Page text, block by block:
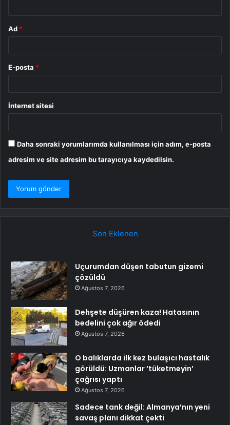
Ad *
E-posta *
İnternet sitesi
Daha sonraki yorumlarımda kullanılması için adım, e-posta
adresim ve site adresim bu tarayıcıya kaydedilsin.
Son Eklenen
Uçurumdan düşen tabutun gizemi
çözüldü
Ağustos 7, 2026
Dehşete düşüren kaza! Hatasının
bedelini çok ağır ödedi
Ağustos 7, 2026
O balıklarda ilk kez bulaşıcı hastalık
görüldü: Uzmanlar ‘tüketmeyin’
çağrısı yaptı
Ağustos 7, 2026
Sadece tank değil: Almanya’nın yeni
savaş planı dikkat çekti